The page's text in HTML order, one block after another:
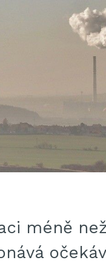
méně